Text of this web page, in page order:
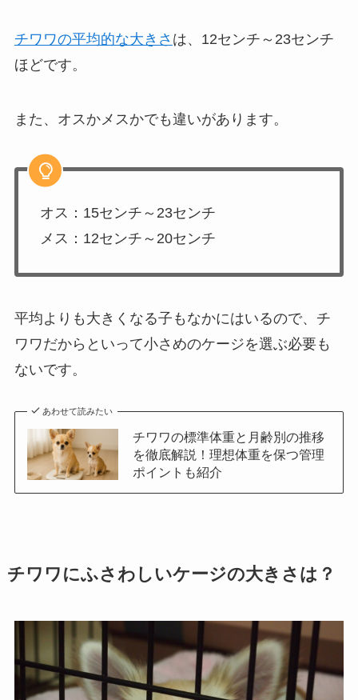
チワワの平均的な大きさ は、12センチ～23センチ
ほどです。
また、オスかメスかでも違いがあります。
オス：15センチ～23センチ
メス：12センチ～20センチ
平均よりも大きくなる子もなかにはいるので、チ
ワワだからといって小さめのケージを選ぶ必要も
ないです。
あわせて読みたい
チワワの標準体重と月齢別の推移
を徹底解説！理想体重を保つ管理
ポイントも紹介
チワワにふさわしいケージの大きさは？